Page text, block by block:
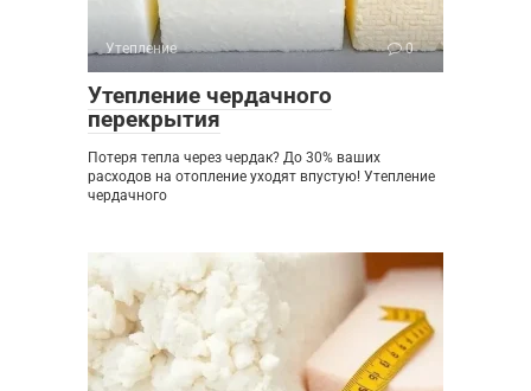
Утепление 0
Утепление чердачного
перекрытия
Потеря тепла через чердак? До 30% ваших
расходов на отопление уходят впустую! Утепление
чердачного